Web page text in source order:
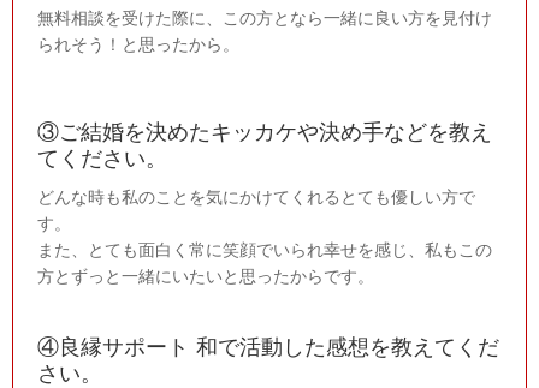
無料相談を受けた際に、この方となら一緒に良い方を見付け
られそう！と思ったから。
③ご結婚を決めたキッカケや決め手などを教え
てください。
どんな時も私のことを気にかけてくれるとても優しい方で
す。
また、とても面白く常に笑顔でいられ幸せを感じ、私もこの
方とずっと一緒にいたいと思ったからです。
④良縁サポート 和で活動した感想を教えてくだ
さい。